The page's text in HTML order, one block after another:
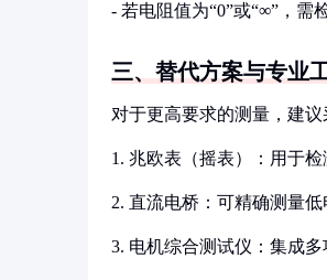
- 若电阻值为“0”或“∞”，需
三、替代方案与专业
对于更高要求的测量，建议
1. 兆欧表（摇表）：用于
2. 直流电桥：可精确测量
3. 电机综合测试仪：集成多